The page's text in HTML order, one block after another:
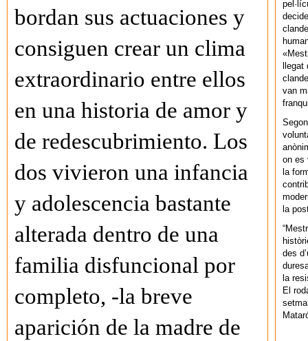
bordan sus actuaciones y
consiguen crear un clima
extraordinario entre ellos
en una historia de amor y
de redescubrimiento. Los
dos vivieron una infancia
y adolescencia bastante
alterada dentro de una
familia disfuncional por
completo, -la breve
aparición de la madre de
van
on es
la
la
des
la
El